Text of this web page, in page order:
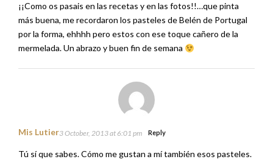
¡¡Como os pasais en las recetas y en las fotos!!…que pinta
más buena, me recordaron los pasteles de Belén de Portugal
por la forma, ehhhh pero estos con ese toque cañero de la
mermelada. Un abrazo y buen fin de semana
Mis Lutier3 October, 2013 at 6:01 pm Reply
Tú sí que sabes. Cómo me gustan a mí también esos pasteles.